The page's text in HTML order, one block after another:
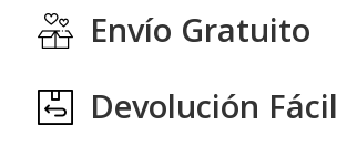
Envío Gratuito
Devolución Fácil